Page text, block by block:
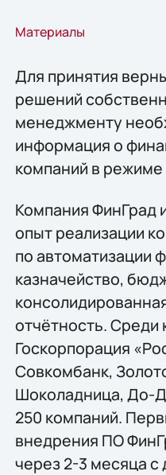
Материалы
Для принятия
решений
менеджменту
информация о
компаний в режиме
Компания ФинГрад
опыт реализации
по автоматизации
казначейство,
отчётность. Среди
Госкорпорация
Совкомбанк,
Шоколадница, До-
250 компаний.
внедрения ПО
через 2-3 месяца с